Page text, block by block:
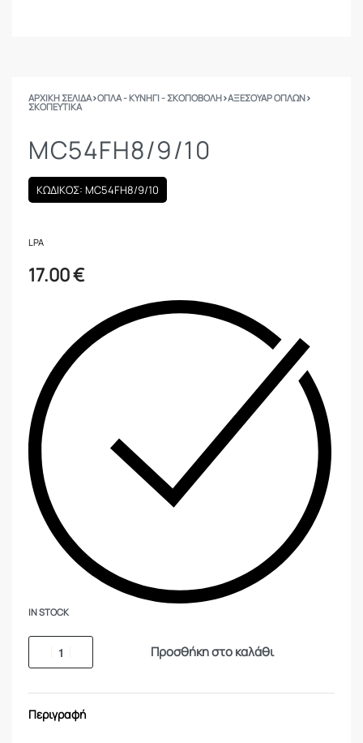
ΑΡΧΙΚΉ ΣΕΛΊΔΑ›ΟΠΛΑ - ΚΥΝΗΓΙ - ΣΚΟΠΟΒΟΛΗ›ΑΞΕΣΟΥΑΡ ΟΠΛΩΝ›
ΣΚΟΠΕΥΤΙΚΆ
MC54FH8/9/10
ΚΩΔΙΚΟΣ: MC54FH8/9/10
LPA
17.00€
IN STOCK
Προσθήκη στο καλάθι
Περιγραφή